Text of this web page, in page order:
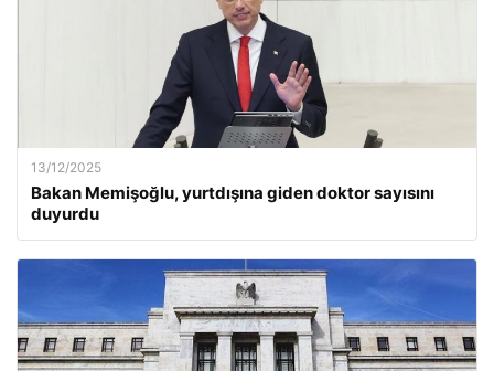
13/12/2025
Bakan Memişoğlu, yurtdışına giden doktor sayısını
duyurdu